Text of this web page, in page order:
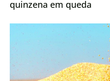
quinzena em queda